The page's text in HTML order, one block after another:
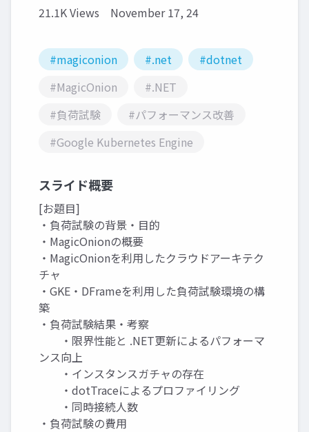
21.1K Views November 17, 24
#magiconion #.net
#dotnet
#MagicOnion
#.NET
#負荷試験
#パフォーマンス改善
#Google Kubernetes Engine
スライド概要
[お題目]
・負荷試験の背景・目的
・MagicOnionの概要
・MagicOnionを利用したクラウドアーキテク
チャ
・GKE・DFrameを利用した負荷試験環境の構
築
・負荷試験結果・考察
・限界性能と .NET更新によるパフォーマ
ンス向上
・インスタンスガチャの存在
・dotTraceによるプロファイリング
・同時接続人数
・負荷試験の費用